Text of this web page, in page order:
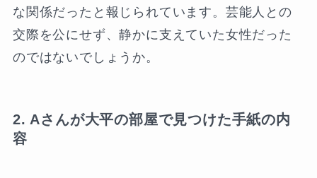
な関係だったと報じられています。芸能人との
交際を公にせず、静かに支えていた女性だった
のではないでしょうか。
2. Aさんが大平の部屋で見つけた手紙の内
容